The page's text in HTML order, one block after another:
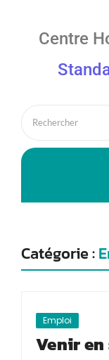
Centre
Catégorie :
Emploi
Venir en